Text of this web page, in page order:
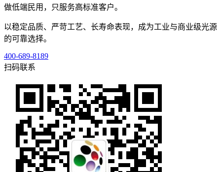
做低端民用，只服务高标准客户。
以稳定品质、严苛工艺、长寿命表现，成为工业与商业级光源
的可靠选择。
400-689-8189
扫码联系